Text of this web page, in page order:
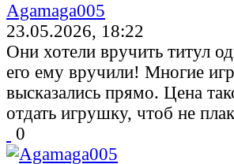
Agamaga005
23.05.2026, 18:22
Они хотели вручить титул
его ему вручили! Многие
высказались прямо. Цена
отдать игрушку, чтоб не
0